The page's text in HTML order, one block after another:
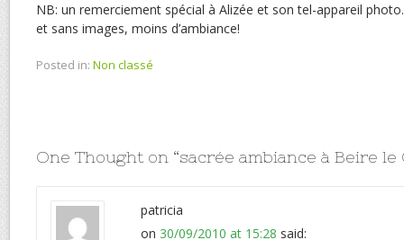
NB: un remerciement spécial à Alizée et son tel-appareil
et sans images, moins d’ambiance!
Posted in: Non classé
One Thought on “sacrée ambiance à Beire le
patricia
on 30/09/2010 at 15:28 said: